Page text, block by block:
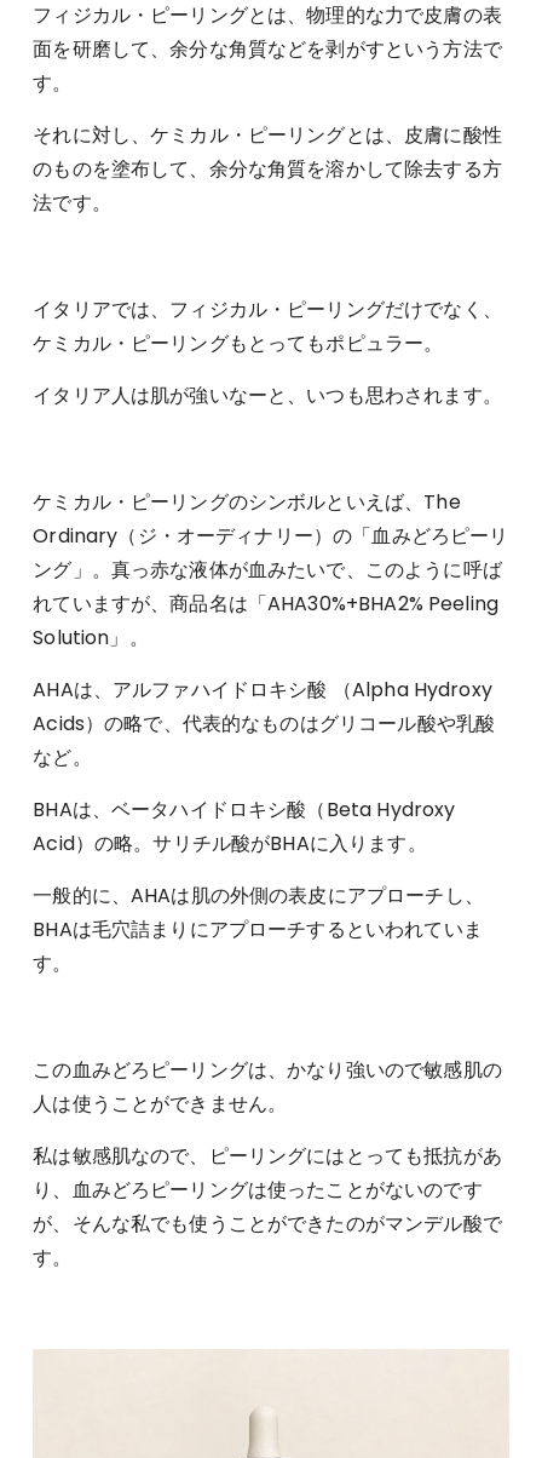
フィジカル・ピーリングとは、物理的な力で皮膚の表
面を研磨して、余分な角質などを剥がすという方法で
す。
それに対し、ケミカル・ピーリングとは、皮膚に酸性
のものを塗布して、余分な角質を溶かして除去する方
法です。
イタリアでは、フィジカル・ピーリングだけでなく、
ケミカル・ピーリングもとってもポピュラー。
イタリア人は肌が強いなーと、いつも思わされます。
ケミカル・ピーリングのシンボルといえば、The
Ordinary（ジ・オーディナリー）の「血みどろピーリ
ング」。真っ赤な液体が血みたいで、このように呼ば
れていますが、商品名は「AHA30%+BHA2% Peeling
Solution」。
AHAは、アルファハイドロキシ酸 （Alpha Hydroxy
Acids）の略で、代表的なものはグリコール酸や乳酸
など。
BHAは、ベータハイドロキシ酸（Beta Hydroxy
Acid）の略。サリチル酸がBHAに入ります。
一般的に、AHAは肌の外側の表皮にアプローチし、
BHAは毛穴詰まりにアプローチするといわれていま
す。
この血みどろピーリングは、かなり強いので敏感肌の
人は使うことができません。
私は敏感肌なので、ピーリングにはとっても抵抗があ
り、血みどろピーリングは使ったことがないのです
が、そんな私でも使うことができたのがマンデル酸で
す。